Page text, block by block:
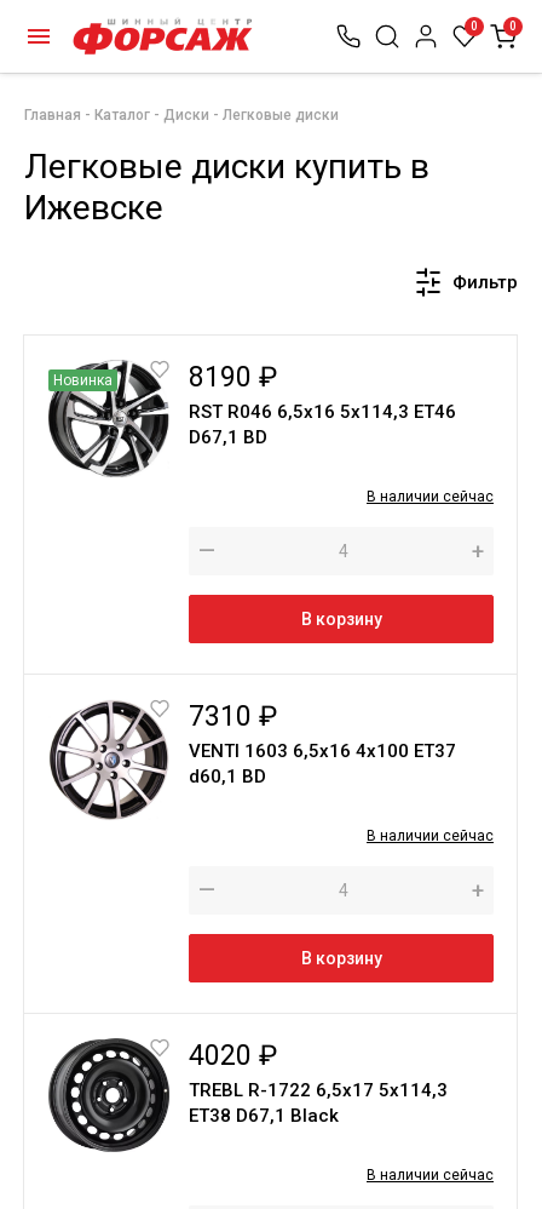
0 0
Главная Каталог Диски Легковые диски
Легковые диски купить в
Ижевске
Фильтр
Новинка 8190 ₽
RST R046 6,5x16 5x114,3 ET46
D67,1 BD
В наличии сейчас
— +
В корзину
7310 ₽
VENTI 1603 6,5х16 4х100 ET37
d60,1 BD
В наличии сейчас
— +
В корзину
4020 ₽
TREBL R-1722 6,5х17 5х114,3
ЕТ38 D67,1 Black
В наличии сейчас